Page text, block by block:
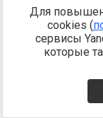
Для
cookies (
сервисы
которые